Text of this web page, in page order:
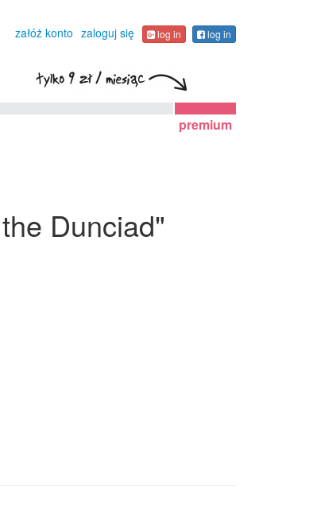
załóż konto zaloguj się log in log in
premium
Dunciad"